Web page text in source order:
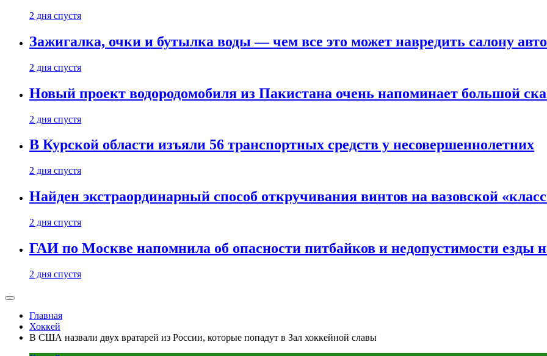
2 дня спустя
Зажигалка, очки и бутылка воды — чем все это может навредить салону
2 дня спустя
Новый проект водородомобиля из Пакистана очень напоминает большой
2 дня спустя
В Курской области изъяли 56 транспортных средств у несовершеннолетних
2 дня спустя
Найден экстраординарный способ откручивания винтов на вазовской
2 дня спустя
ГАИ по Москве напомнила об опасности питбайков и недопустимости езды
2 дня спустя
Главная
Хоккей
В США назвали двух вратарей из России, которые попадут в Зал хоккейной славы